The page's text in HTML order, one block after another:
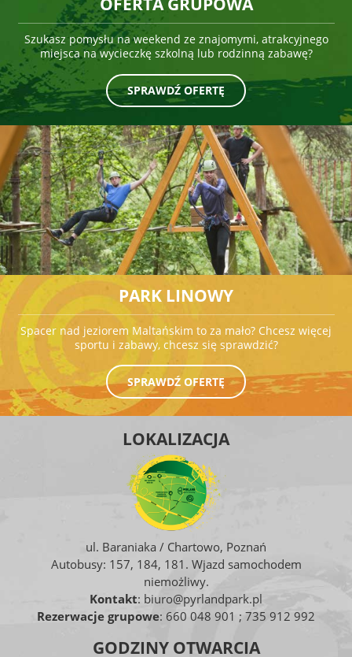
Szukasz pomysłu na weekend ze znajomymi, atrakcyjnego
miejsca na wycieczkę szkolną lub rodzinną zabawę?
SPRAWDŹ OFERTĘ
PARK LINOWY
Spacer nad jeziorem Maltańskim to za mało? Chcesz więcej
sportu i zabawy, chcesz się sprawdzić?
SPRAWDŹ OFERTĘ
LOKALIZACJA
ul. Baraniaka / Chartowo, Poznań
Autobusy: 157, 184, 181. Wjazd samochodem
niemożliwy.
Kontakt: biuro@pyrlandpark.pl
Rezerwacje grupowe: 660 048 901 ; 735 912 992
GODZINY OTWARCIA